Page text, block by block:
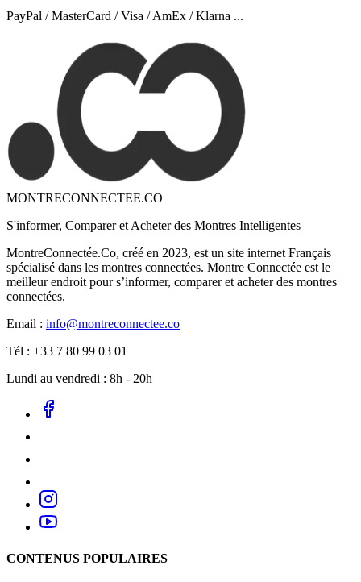
PayPal / MasterCard / Visa / AmEx / Klarna ...
MONTRECONNECTEE.CO
S'informer, Comparer et Acheter des Montres Intelligentes
MontreConnectée.Co, créé en 2023, est un site internet Français
spécialisé dans les montres connectées. Montre Connectée est le
meilleur endroit pour s’informer, comparer et acheter des montres
connectées.
Email : info@montreconnectee.co
Tél : +33 7 80 99 03 01
Lundi au vendredi : 8h - 20h
CONTENUS POPULAIRES